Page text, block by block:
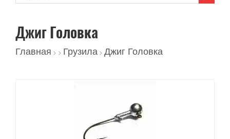
Джиг Головка
Главная > > Грузила > Джиг Головка